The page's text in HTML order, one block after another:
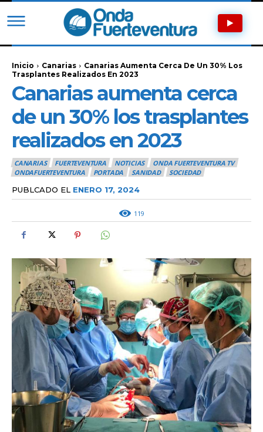
Inicio Canarias
Canarias Aumenta Cerca De Un 30% Los
Trasplantes Realizados En 2023
Canarias aumenta cerca
de un 30% los trasplantes
realizados en 2023
CANARIAS FUERTEVENTURA NOTICIAS
ONDA FUERTEVENTURA TV
ONDAFUERTEVENTURA
PORTADA SANIDAD SOCIEDAD
PUBLCADO EL ENERO 17, 2024
119